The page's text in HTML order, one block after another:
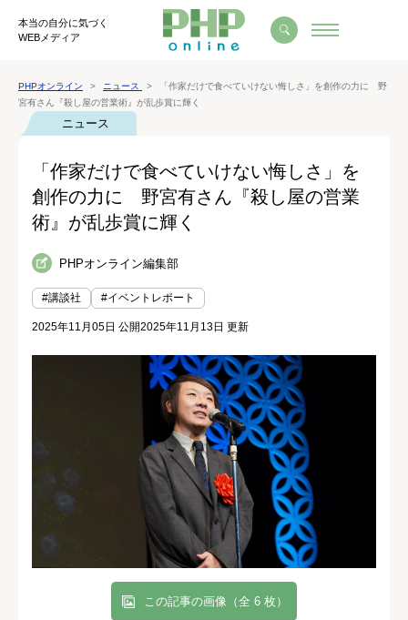
本当の自分に気づく
WEBメディア
PHPオンライン ニュース
「作家だけで食べていけない悔しさ」を創作の力に 野
宮有さん『殺し屋の営業術』が乱歩賞に輝く
ニュース
「作家だけで食べていけない悔しさ」を
創作の力に 野宮有さん『殺し屋の営業
術』が乱歩賞に輝く
PHPオンライン編集部
#講談社 #イベントレポート
2025年11月05日 公開2025年11月13日 更新
この記事の画像（全 6 枚）